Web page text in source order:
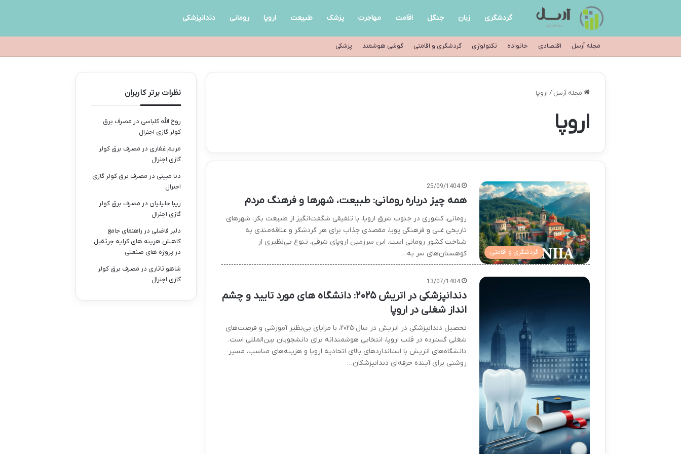
گردشگری زبان جنگل اقامت مهاجرت پزشک طبیعت اروپا رومانی دندانپزشکی
مجله آرسل اقتصادی خانواده تکنولوژی گردشگری و اقامتی گوشی هوشمند پزشکی
مجله آرسل / اروپا
اروپا
گردشگری و اقامتی
25/09/1404
همه چیز درباره رومانی: طبیعت، شهرها و فرهنگ مردم
رومانی، کشوری در جنوب شرق اروپا، با تلفیقی شگفت‌انگیز از طبیعت بکر، شهرهای
تاریخی غنی و فرهنگی پویا، مقصدی جذاب برای هر گردشگر و علاقه‌مندی به
شناخت کشور رومانی است. این سرزمین اروپای شرقی، تنوع بی‌نظیری از
کوهستان‌های سر به…
13/07/1404
دندانپزشکی در اتریش ۲۰۲۵: دانشگاه های مورد تایید و چشم
انداز شغلی در اروپا
تحصیل دندانپزشکی در اتریش در سال ۲۰۲۵، با مزایای بی‌نظیر آموزشی و فرصت‌های
شغلی گسترده در قلب اروپا، انتخابی هوشمندانه برای دانشجویان بین‌المللی است.
دانشگاه‌های اتریش با استانداردهای بالای اتحادیه اروپا و هزینه‌های مناسب، مسیر
روشنی برای آینده حرفه‌ای دندانپزشکان…
نظرات برتر کاربران
روح الله کلباسی در مصرف برق
کولر گازی اجنرال
مریم غفاری در مصرف برق کولر
گازی اجنرال
دنا مبینی در مصرف برق کولر گازی
اجنرال
زیبا جلیلیان در مصرف برق کولر
گازی اجنرال
دلبر فاضلی در راهنمای جامع
کاهش هزینه های کرایه جرثقیل
در پروژه های صنعتی
شاهو تاتاری در مصرف برق کولر
گازی اجنرال